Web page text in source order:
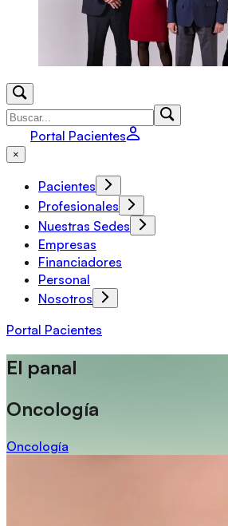
Portal Pacientes
×
Pacientes
Profesionales
Nuestras Sedes
Empresas
Financiadores
Personal
Nosotros
Portal Pacientes
El panal
Oncología
Oncología